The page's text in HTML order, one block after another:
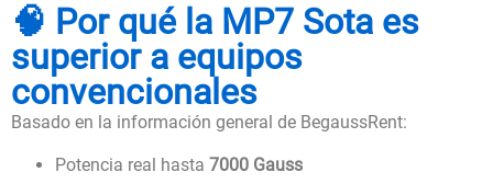
🧠 Por qué la MP7 Sota es
superior a equipos
convencionales
Basado en la información general de BegaussRent:
Potencia real hasta 7000 Gauss